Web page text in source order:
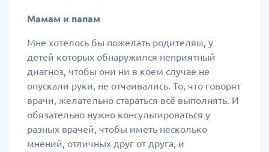
Мамам и папам
Мне хотелось бы пожелать родителям, у
детей которых обнаружился неприятный
диагноз, чтобы они ни в коем случае не
опускали руки, не отчаивались. То, что говорят
врачи, желательно стараться всё выполнять. И
обязательно нужно консультироваться у
разных врачей, чтобы иметь несколько
мнений, отличных друг от друга, и